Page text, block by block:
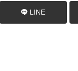
LINE